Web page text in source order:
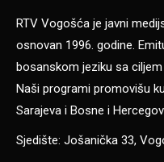
RTV Vogošća je javni
osnovan 1996. godine.
bosanskom jeziku sa
Naši programi promovišu
Sarajeva i Bosne i
Sjedište: Jošanička 33,